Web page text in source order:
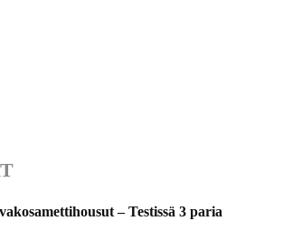
– Testissä 3 paria